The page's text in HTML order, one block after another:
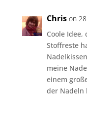
Chris on
Coole
Stoffreste
meine
einem
der Nadeln